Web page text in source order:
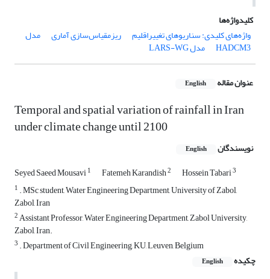
کلیدواژه‌ها
واژه‌های کلیدی: سناریوهای تغییراقلیم
ریزمقیاس‌سازی آماری مدل
HADCM3 مدل LARS-WG
عنوان مقاله English
Temporal and spatial variation of rainfall in Iran
under climate change until 2100
نویسندگان English
Seyed Saeed Mousavi1 Fatemeh Karandish2 Hossein Tabari3
1 . MSc student, Water Engineering Department, University of Zabol,
Zabol, Iran
2Assistant Professor, Water Engineering Department, Zabol University,
Zabol, Iran.
3 . Department of Civil Engineering, KU, Leuven, Belgium
چکیده
English